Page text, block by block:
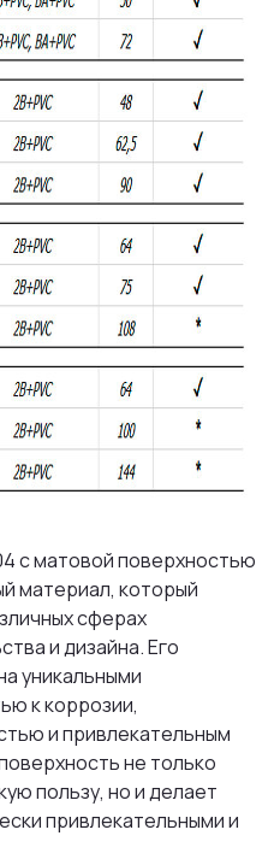
с матовой поверхностью
материал, который
сферах
и дизайна. Его
уникальными
к коррозии,
и привлекательным
не только
пользу, но и делает
привлекательными и